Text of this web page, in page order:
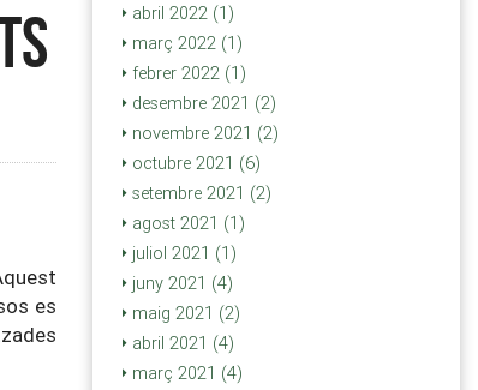
es
abril 2022 (1)
març 2022 (1)
febrer 2022 (1)
desembre 2021 (2)
novembre 2021 (2)
octubre 2021 (6)
setembre 2021 (2)
agost 2021 (1)
juliol 2021 (1)
juny 2021 (4)
maig 2021 (2)
abril 2021 (4)
març 2021 (4)